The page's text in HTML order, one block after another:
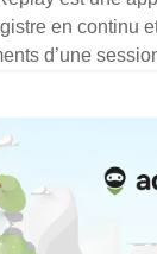
en continu
d’une